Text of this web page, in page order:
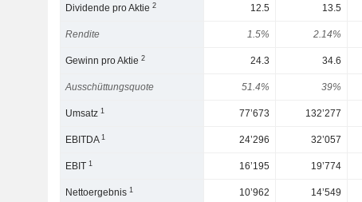
Dividende pro Aktie2 12.5 13.5
Rendite 1.5% 2.14%
Gewinn pro Aktie2 24.3 34.6
Ausschüttungsquote 51.4% 39%
Umsatz1 77’673 132’277
EBITDA1 24’296 32’057
EBIT1 16’195 19’774
Nettoergebnis1 10’962 14’549